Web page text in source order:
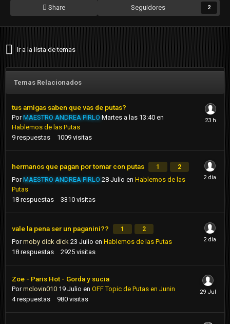
Share Seguidores 2
Ir a la lista de temas
Temas Relacionados
tus amigas saben que vas de putas?
PorMAESTRO ANDREA PIRLO Martes a las 13:40 en
Hablemos de las Putas
9 respuestas 1009 visitas
hermanos que pagan por tomar con putas 1 2
PorMAESTRO ANDREA PIRLO 28 Julio en Hablemos de las
Putas
18 respuestas 3310 visitas
vale la pena ser un paganini?? 1 2
Pormoby dick dick 23 Julio en Hablemos de las Putas
18 respuestas 2925 visitas
Zoe - Paris Hot - Gorda y sucia
Pormclovin010 19 Julio en OFF Topic de Putas en Junin
4 respuestas 980 visitas